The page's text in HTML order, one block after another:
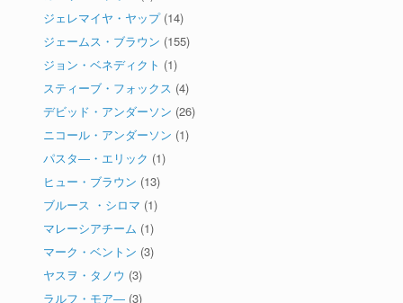
ジェレマイヤ・ヤップ(14)
ジェームス・ブラウン (155)
ジョン・ベネディクト (1)
スティーブ・フォックス (4)
デビッド・アンダーソン (26)
ニコール・アンダーソン (1)
パスタ―・エリック (1)
ヒュー・ブラウン (13)
ブルース ・シロマ (1)
マレーシアチーム (1)
マーク・ベントン (3)
ヤスヲ・タノウ (3)
ラルフ・モア― (3)